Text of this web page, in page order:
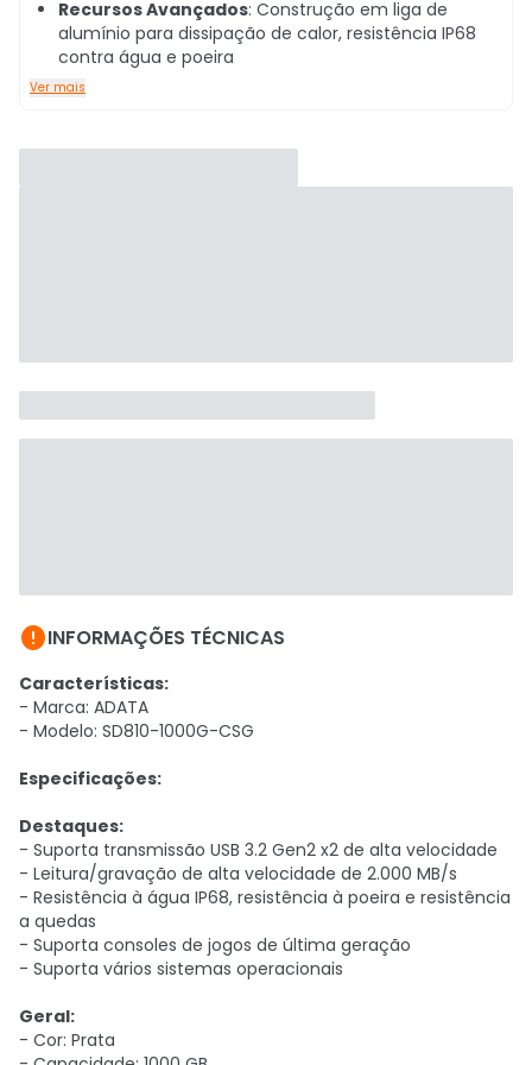
Recursos Avançados: Construção em liga de
alumínio para dissipação de calor, resistência IP68
contra água e poeira
Ver mais
INFORMAÇÕES TÉCNICAS
Características:
- Marca: ADATA
- Modelo: SD810-1000G-CSG
Especificações:
Destaques:
- Suporta transmissão USB 3.2 Gen2 x2 de alta velocidade
- Leitura/gravação de alta velocidade de 2.000 MB/s
- Resistência à água IP68, resistência à poeira e resistência
a quedas
- Suporta consoles de jogos de última geração
- Suporta vários sistemas operacionais
Geral:
- Cor: Prata